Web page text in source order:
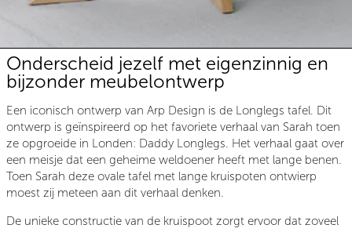
Onderscheid jezelf met eigenzinnig en
bijzonder meubelontwerp
Een iconisch ontwerp van Arp Design is de Longlegs tafel. Dit
ontwerp is geïnspireerd op het favoriete verhaal van Sarah toen
ze opgroeide in Londen: Daddy Longlegs. Het verhaal gaat over
een meisje dat een geheime weldoener heeft met lange benen.
Toen Sarah deze ovale tafel met lange kruispoten ontwierp
moest zij meteen aan dit verhaal denken.
De unieke constructie van de kruispoot zorgt ervoor dat zoveel